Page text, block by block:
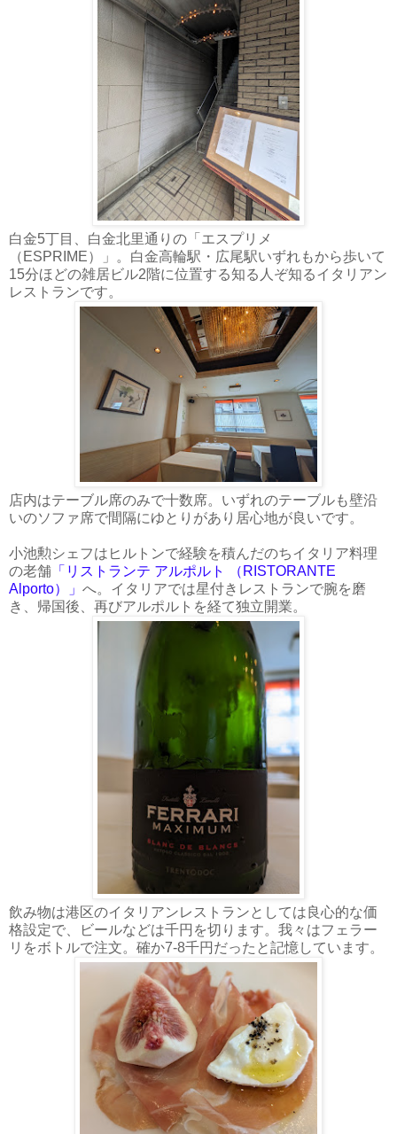
白金5丁目、白金北里通りの「エスプリメ
（ESPRIME）」。白金高輪駅・広尾駅いずれもから歩いて
15分ほどの雑居ビル2階に位置する知る人ぞ知るイタリアン
レストランです。
店内はテーブル席のみで十数席。いずれのテーブルも壁沿
いのソファ席で間隔にゆとりがあり居心地が良いです。
小池勲シェフはヒルトンで経験を積んだのちイタリア料理
の老舗 「リストランテ アルポルト （RISTORANTE
Alporto）」 へ。イタリアでは星付きレストランで腕を磨
き、帰国後、再びアルポルトを経て独立開業。
飲み物は港区のイタリアンレストランとしては良心的な価
格設定で、ビールなどは千円を切ります。我々はフェラー
リをボトルで注文。確か7-8千円だったと記憶しています。